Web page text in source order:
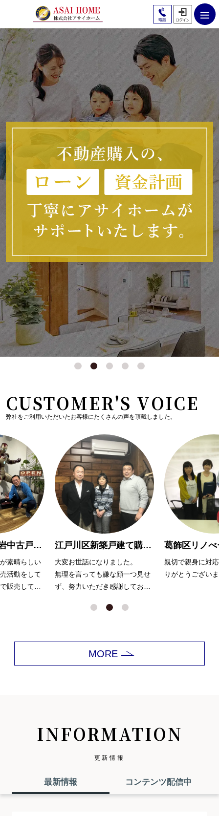
CUSTOMER'S VOICE
弊社をご利用いただいたお客様にたくさんの声を頂戴しました。
江戸川区新築戸建て購入 M様
した。
顔一つ見せ
謝しており
葛飾区リノべーションマンション購入 O様
親切で親身に対応して頂き、あ
りがとうございました！
担当営業の飯田
提案と積極的な
MORE
INFORMATION
更新情報
最新情報 コンテンツ配信中